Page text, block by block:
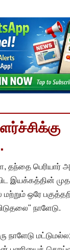
தந்தை பெரியார்
இயக்கத்தின்
ஒரே
நாளேடு.
நாளேடு